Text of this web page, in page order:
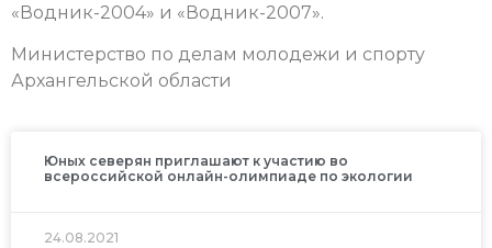
«Водник-2004» и «Водник-2007».
Министерство по делам молодежи и спорту
Архангельской области
Юных северян приглашают к участию во
всероссийской онлайн-олимпиаде по экологии
24.08.2021